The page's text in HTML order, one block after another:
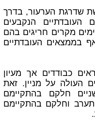
שדרגת הערעור, בדרך
העובדתיים הנקבעים
מקרים חריגים בהם
בממצאים העובדתיים
כבודדים אך מעיון
העולה על מניין. זאת
חלקם בהתקיימם
וחלקם בהתקיימם